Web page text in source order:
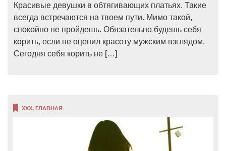
Красивые девушки в обтягивающих платьях. Такие
всегда встречаются на твоем пути. Мимо такой,
спокойно не пройдешь. Обязательно будешь себя
корить, если не оценил красоту мужским взглядом.
Сегодня себя корить не […]
XXX, ГЛАВНАЯ